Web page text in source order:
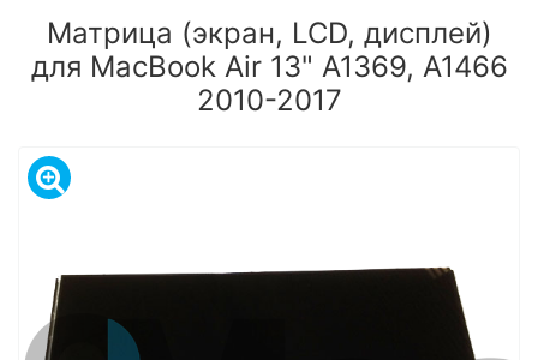
Матрица (экран, LCD, дисплей)
для MacBook Air 13" A1369, А1466
2010-2017